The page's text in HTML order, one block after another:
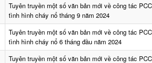
Tuyên truyền một số văn bản mới về công tác
tình hình cháy nổ tháng 9 năm 2024
Tuyên truyền một số văn bản mới về công tác
tình hình cháy nổ 6 tháng đầu năm 2024
Tuyên truyền một số văn bản mới về công tác